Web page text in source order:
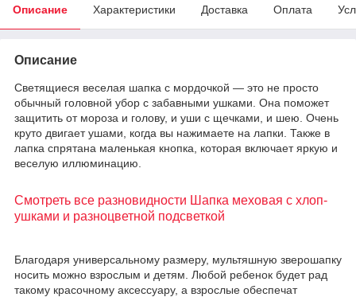
Описание Характеристики Доставка Оплата
Описание
Светящиеся веселая шапка с мордочкой — это не просто
обычный головной убор с забавными ушками. Она поможет
защитить от мороза и голову, и уши с щечками, и шею. Очень
круто двигает ушами, когда вы нажимаете на лапки. Также в
лапка спрятана маленькая кнопка, которая включает яркую и
веселую иллюминацию.
Смотреть все разновидности Шапка меховая с хлоп-
ушками и разноцветной подсветкой
Благодаря универсальному размеру, мультяшную зверошапку
носить можно взрослым и детям. Любой ребенок будет рад
такому красочному аксессуару, а взрослые обеспечат